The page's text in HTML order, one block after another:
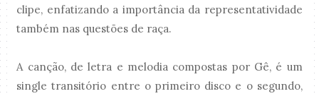
clipe, enfatizando a importância da representatividade
também nas questões de raça.
A canção, de letra e melodia compostas por Gê, é um
single transitório entre o primeiro disco e o segundo,